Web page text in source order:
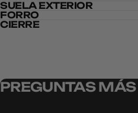
SUELA EXTERIOR
FORRO
CIERRE
PREGUNTAS MÁS